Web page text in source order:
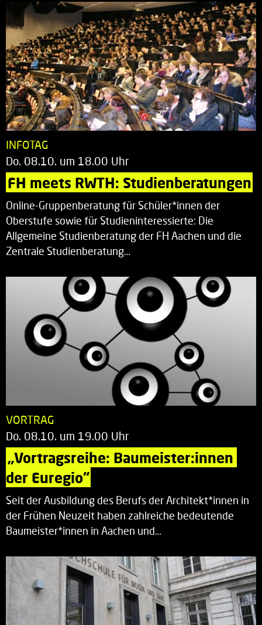
INFOTAG
Do. 08.10. um 18.00 Uhr
FH meets RWTH: Studienberatungen
Online-Gruppenberatung für Schüler*innen der
Oberstufe sowie für Studieninteressierte: Die
Allgemeine Studienberatung der FH Aachen und die
Zentrale Studienberatung…
VORTRAG
Do. 08.10. um 19.00 Uhr
„Vortragsreihe: Baumeister:innen
der Euregio“
Seit der Ausbildung des Berufs der Architekt*innen in
der Frühen Neuzeit haben zahlreiche bedeutende
Baumeister*innen in Aachen und…